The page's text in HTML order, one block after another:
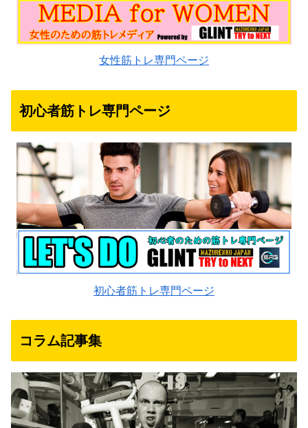
女性筋トレ専門ページ
初心者筋トレ専門ページ
初心者筋トレ専門ページ
コラム記事集